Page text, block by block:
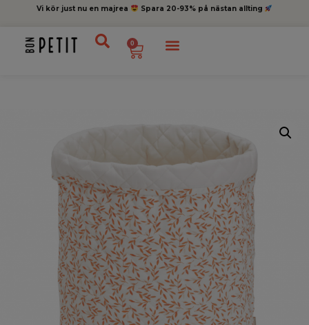
Vi kör just nu en majrea Spara 20-93% på nästan allting
0